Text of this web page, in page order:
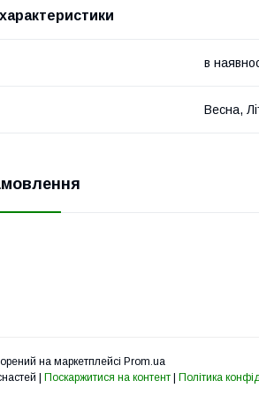
в
Весна,
на маркетплейсі Prom.ua
"Мрія рибалки" Магазин рибальських снастей | Поскаржитися на контент | Політика